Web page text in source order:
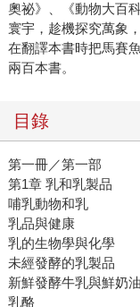
奧祕》、《動物大百
寰宇，趁機探究萬象
在翻譯本書時把馬賽
兩百本書。
目錄
第一冊／第一部
第1章 乳和乳製品
哺乳動物和乳
乳品與健康
乳的生物學與化學
未經發酵的乳製品
新鮮發酵牛乳與鮮奶油
乳酪